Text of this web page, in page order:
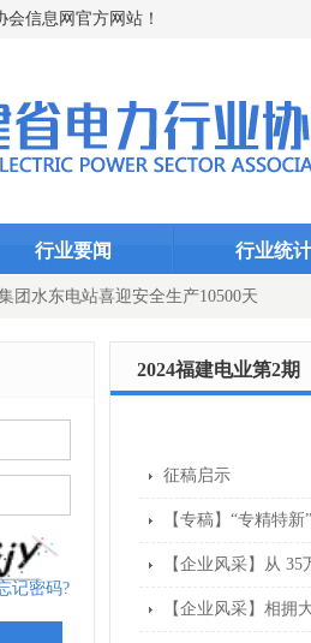
信息网官方网站！
行业要闻 行业统计
团水东电站喜迎安全生产10500天
变换“心”提质效 乡镇电网添动能（图文
记密码?
2024福建电业第2期
征稿启示
【专稿】“专精特
【企业风采】从
【企业风采】相拥